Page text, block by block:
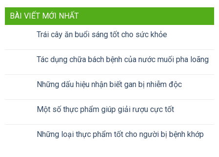
là:
tại
BÀI VIẾT MỚI NHẤT
Trái cây ăn buổi sáng tốt cho sức khỏe
Tác dụng chữa bách bệnh của nước muối pha loãng
Những dấu hiệu nhận biết gan bị nhiễm độc
Một số thực phẩm giúp giải rượu cực tốt
Những loại thực phẩm tốt cho người bị bệnh khớp